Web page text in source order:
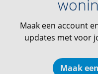
Maak een account
updates met voor
Maak